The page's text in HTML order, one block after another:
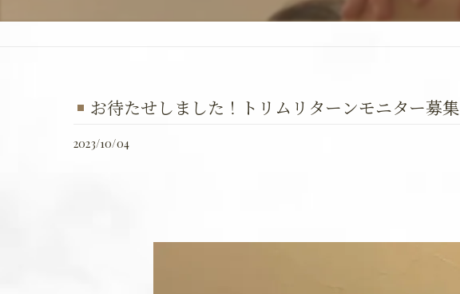
お待たせしました！トリムリターンモニター募集
2023/10/04